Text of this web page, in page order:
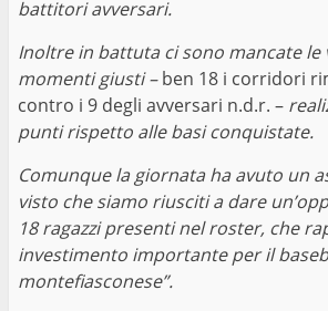
battitori avversari.
Inoltre in battuta ci sono mancate le
momenti giusti –ben 18 i corridori
contro i 9 degli avversari n.d.r. –
punti rispetto alle basi conquistate.
Comunque la giornata ha avuto un
visto che siamo riusciti a dare
18 ragazzi presenti nel roster, che
investimento importante per il
montefiasconese”.